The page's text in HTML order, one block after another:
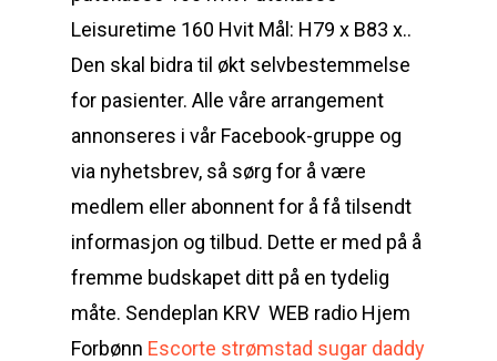
Leisuretime 160 Hvit Mål: H79 x B83 x..
Den skal bidra til økt selvbestemmelse
for pasienter. Alle våre arrangement
annonseres i vår Facebook-gruppe og
via nyhetsbrev, så sørg for å være
medlem eller abonnent for å få tilsendt
informasjon og tilbud. Dette er med på å
fremme budskapet ditt på en tydelig
måte. Sendeplan KRV ​ WEB radio Hjem
Forbønn Escorte strømstad sugar daddy